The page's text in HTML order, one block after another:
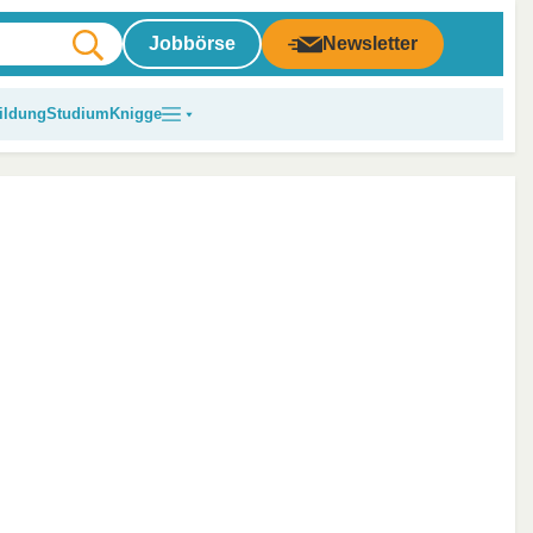
Jobbörse Newsletter
Studium Knigge